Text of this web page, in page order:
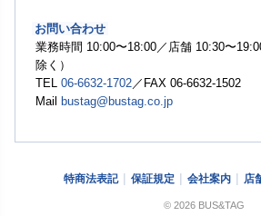
お問い合わせ
業務時間 10:00〜18:00／店舗 10:30〜
除く）
TEL 06-6632-1702 ／FAX 06-6632-1502
Mail bustag@bustag.co.jp
特商法表記 保証規定 会社案内 店
© 2026 BUS&TAG